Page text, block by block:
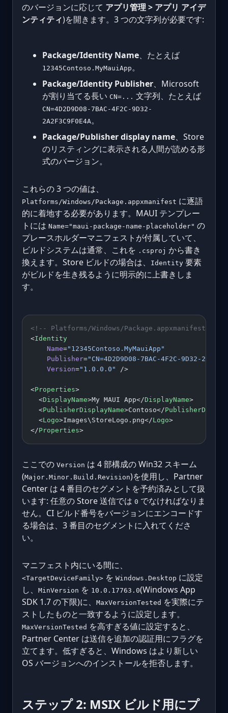
のバージョンに応じて アプリ管理 > アプリ アイデ
ンティティ)を開きます。3 つの文字列が必要です:
Package/Identity Name、たとえば
12345Contoso.MyMauiApp。
Package/Identity Publisher、Microsoft
が割り当てる長い CN=... 文字列、たとえば
CN=4D2D9D08-7BAC-4F2C-9D32-
2A2F3C9F0E4A。
Package/Publisher display name、Store
のリスティングに表示される人間が読める形
式のバージョン。
これらの 3 つの値は、
Platforms/Windows/Package.appxmanifest に逐語
的に着地する必要があります。MAUI テンプレー
トには Name="maui-package-name-placeholder" の
プレースホルダーマニフェストが付属していて、
ビルドシステムは通常、これを .csproj から書き
換えます。Store ビルドの場合は、
Identity 要素
がビルドを生き残るように明示的に上書きしま
す。
<!-- Platforms/Windows/Package.appxmanifest,
<Identity
    Name
="12345Contoso.MyMauiApp"
    Publisher
="CN=4D2D9D08-7BAC-4F2C-9D32-
    Version
="1.0.0.0" />
<Properties>
  <
DisplayName>My MAUI App</DisplayName>
  <
PublisherDisplayName>Contoso</
  <
Logo>Images\StoreLogo.png</Logo>
</Properties>
ここでの Version は 4 部構成の Win32 スキーム
(Major.Minor.Build.Revision)を使用し、Partner
Center は 4 番目のセグメントを予約済みとして扱
います: 任意の Store 送信では 0 でなければなりま
せん。CI ビルド番号をバージョンにエンコードす
る場合は、3 番目のセグメントに入れてくださ
い。
マニフェスト内にいる間に、
<TargetDeviceFamily> を Windows.Desktop に設定
し、
MinVersion を 10.0.17763.0(Windows App
SDK 1.7 の下限)に、
MaxVersionTested を実際にテ
ストしたものと一致するように設定します。
MaxVersionTested を高すぎる値に設定すると、
Partner Center は送信を追加の認証用にフラグを
立てます。低すぎると、Windows はより新しい
OS バージョンへのインストールを拒否します。
ステップ 2: MSIX ビルド用にプ